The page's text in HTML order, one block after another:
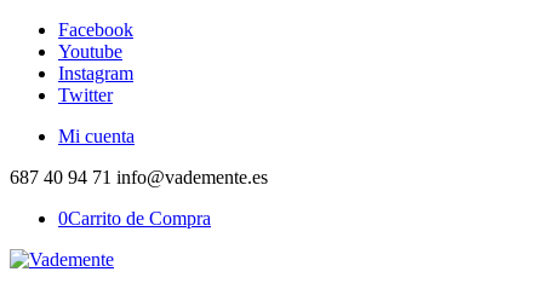
Facebook
Youtube
Instagram
Twitter
Mi cuenta
687 40 94 71 info@vademente.es
0Carrito de Compra